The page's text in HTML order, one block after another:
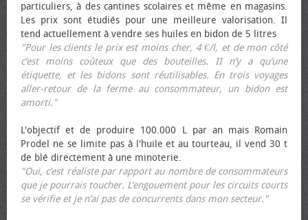
particuliers, à des cantines scolaires et même en magasins.
Les prix sont étudiés pour une meilleure valorisation. Il
tend actuellement à vendre ses huiles en bidon de 5 litres
"Pour les clients le prix est moins cher, 4 €/l, et de mon côté
c’est moins coûteux que des bouteilles. II n’y a qu’une
étiquette, et les bidons sont réutilisables. En trois voyages
aller-retour de la ferme au consommateur, un bidon est
amorti."
L'objectif et de produire 100.000 L par an mais Romain
Prodel ne se limite pas à l'huile et au tourteau, il vend 30 t
de blé directement à une minoterie.
"Oui, c’est réaliste par rapport au nombre de consommateurs
que je pourrais toucher. L’engouement pour les circuits courts
se vérifie et je n’ai pas de concurrents dans mon secteur."